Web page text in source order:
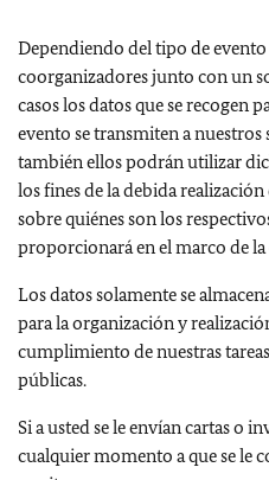
Dependiendo del tipo de
coorganizadores junto con un
casos los datos que se recogen
evento se transmiten a
también ellos podrán utilizar
los fines de la debida
sobre quiénes son los
proporcionará en el marco de
Los datos solamente se
para la organización y
cumplimiento de nuestras
públicas.
Si a usted se le envían cartas o
cualquier momento a que se le